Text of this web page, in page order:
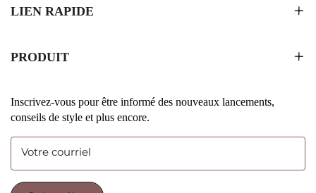
LIEN RAPIDE
PRODUIT
Inscrivez-vous pour être informé des nouveaux lancements,
conseils de style et plus encore.
Votre courriel